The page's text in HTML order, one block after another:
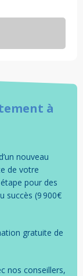
à
nouveau
de votre
pour des
succès (9 900€
gratuite de
nos conseillers,